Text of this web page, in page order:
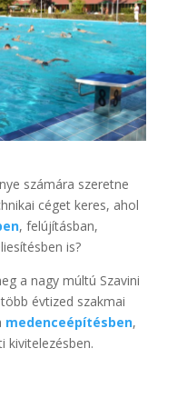
számára szeretne
céget keres, ahol
, felújításban,
is?
a nagy múltú Szavini
évtized szakmai
medenceépítésben,
kivitelezésben.